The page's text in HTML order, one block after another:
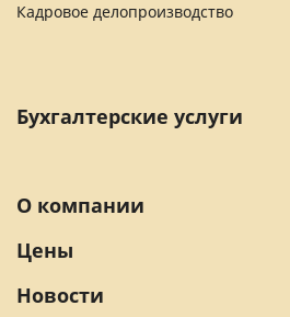
Кадровое делопроизводство
Бухгалтерские услуги
О компании
Цены
Новости